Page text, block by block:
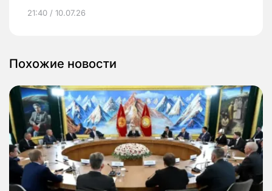
21:40 / 10.07.26
Похожие новости